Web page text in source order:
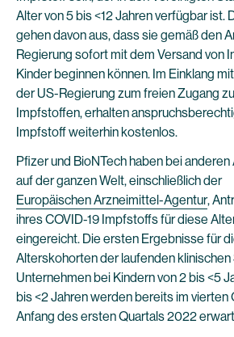
Alter von 5 bis <12 Jahren verfügbar ist.
gehen davon aus, dass sie gemäß den
Regierung sofort mit dem Versand von
Kinder beginnen können. Im Einklang
der US-Regierung zum freien Zugang
Impfstoffen, erhalten
Impfstoff weiterhin kostenlos.
Pfizer und BioNTech haben bei
auf der ganzen Welt, einschließlich der
Europäischen Arzneimittel-Agentur,
ihres COVID-19 Impfstoffs für diese
eingereicht. Die ersten Ergebnisse für
Alterskohorten der laufenden
Unternehmen bei Kindern von 2 bis <5
bis <2 Jahren werden bereits im vierten
Anfang des ersten Quartals 2022